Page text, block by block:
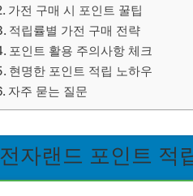
가전 구매 시 포인트 꿀팁
적립률별 가전 구매 전략
포인트 활용 주의사항 체크
현명한 포인트 적립 노하우
자주 묻는 질문
전자랜드 포인트 적